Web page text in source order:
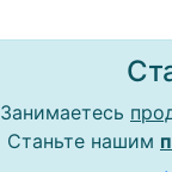
Занимаетесь
Станьте нашим